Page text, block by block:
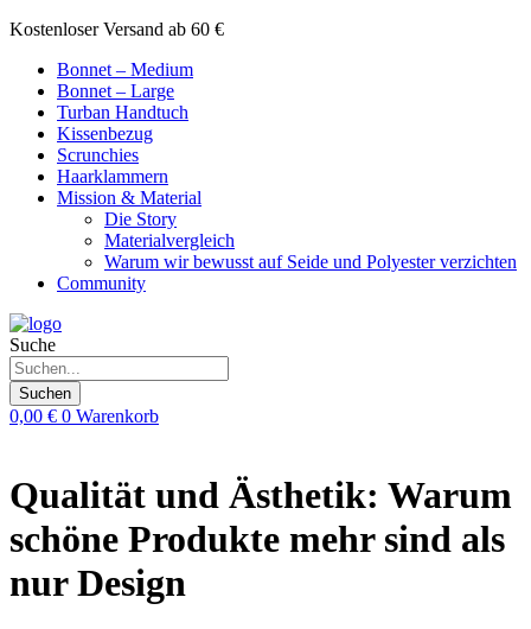
Zum
springen
Kostenloser Versand ab 60 €
Bonnet – Medium
Bonnet – Large
Turban Handtuch
Kissenbezug
Scrunchies
Haarklammern
Mission & Material
Die Story
Materialvergleich
Warum wir bewusst auf Seide und Polyester verzichten
Community
Suche
Suchen
0,00 € 0 Warenkorb
Qualität und Ästhetik: Warum
schöne Produkte mehr sind als
nur Design